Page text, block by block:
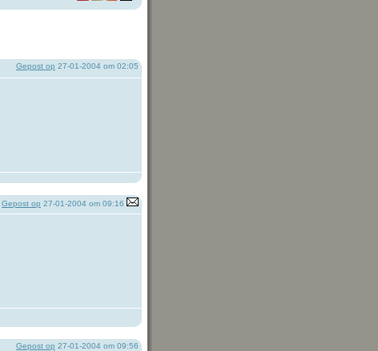
Gepost op 27-01-2004 om 02:05
Gepost op 27-01-2004 om 09:16
Gepost op 27-01-2004 om 09:56